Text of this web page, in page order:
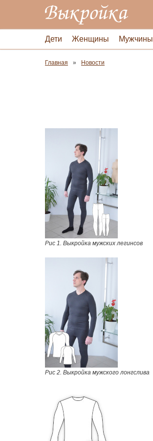
Дети Женщины Мужчины
Главная Новости
Рис 1. Выкройка мужских легинсов
Рис 2. Выкройка мужского лонгслива